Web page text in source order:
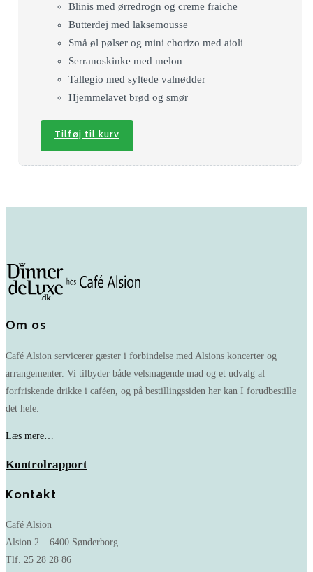
Blinis med ørredrogn og creme fraiche
Butterdej med laksemousse
Små øl pølser og mini chorizo med aioli
Serranoskinke med melon
Tallegio med syltede valnødder
Hjemmelavet brød og smør
Tilføj til kurv
Om os
Café Alsion servicerer gæster i forbindelse med Alsions koncerter og
arrangementer. Vi tilbyder både velsmagende mad og et udvalg af
forfriskende drikke i caféen, og på bestillingssiden her kan I forudbestille
det hele.
Læs mere…
Kontrolrapport
Kontakt
Café Alsion
Alsion 2 – 6400 Sønderborg
Tlf. 25 28 28 86